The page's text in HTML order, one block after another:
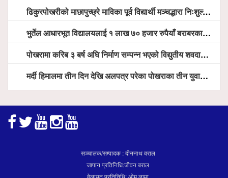
ढिकुरपोखरीको माछापुच्छ्रे माविका पूर्व विद्यार्थी मञ्चद्धारा निःशुल्क आँखा शिविर सञ्चालन, ५ सय जना लाभान्वित
भुर्तेल आधारभूत विद्यालयलाई १ लाख ७० हजार रुपैयाँ बराबरका शैक्षिक सामग्री हस्तान्तरण
पोखरामा करिब ३ बर्ष अघि निर्माण सम्पन्न भएको विद्युतीय शवदाह गृह अझै संचालनमा आउन सकेन, तत्काल संचालन गर्न स्थानियको माग
मर्दी हिमालमा तीन दिन देखि अलपत्र परेका पोखराका तीन युवाको सशस्त्र प्रहरी सहितको टोलीको साहसिक उद्धार
सञ्चालक/सम्पादक : दीननाथ वराल
जापान प्रतिनिधि:जीवन बराल